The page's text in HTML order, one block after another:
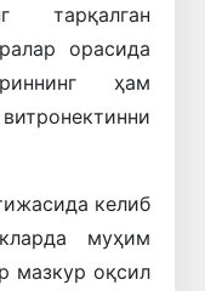
тарқалган
орасида
ҳам
келиб
муҳим
мазкур оқсил